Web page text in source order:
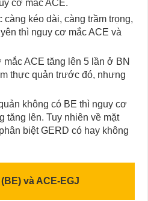
cơ mắc ACE.
kéo dài, càng trầm trọng,
thì nguy cơ mắc ACE và
mắc ACE tăng lên 5 lần ở BN
thực quản trước đó, nhưng
không có BE thì nguy cơ
tăng lên. Tuy nhiên về mặt
biệt GERD có hay không
và ACE-EGJ